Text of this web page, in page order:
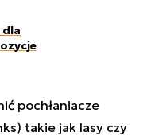
dla
pochłaniacze
takie jak lasy czy